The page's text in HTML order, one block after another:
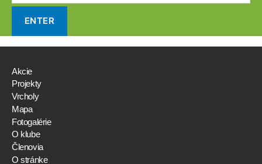
Akcie
Projekty
Vrcholy
Mapa
Fotogalérie
O klube
Členovia
O stránke